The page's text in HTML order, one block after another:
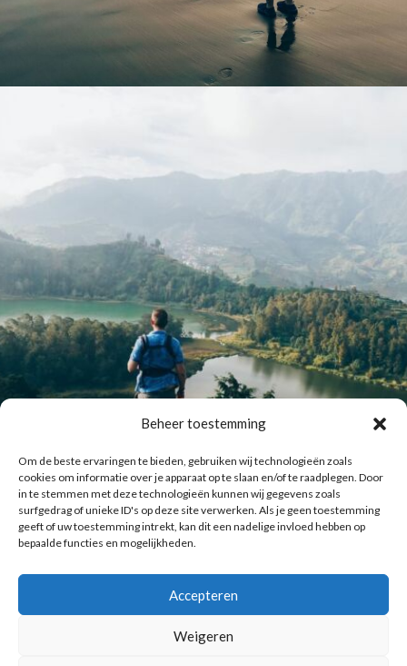
Beheer toestemming
Om de beste ervaringen te bieden, gebruiken wij technologieën zoals
cookies om informatie over je apparaat op te slaan en/of te raadplegen. Door
in te stemmen met deze technologieën kunnen wij gegevens zoals
surfgedrag of unieke ID's op deze site verwerken. Als je geen toestemming
geeft of uw toestemming intrekt, kan dit een nadelige invloed hebben op
bepaalde functies en mogelijkheden.
Accepteren
Weigeren
Laat meer posts zien
Copyright © 2016 Reismuts.nl - All rights reserved - Powered by